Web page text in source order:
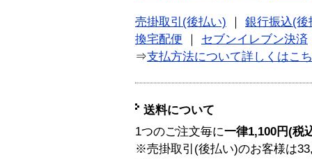
売掛取引(後払い)
銀行振込(後
換宅配便
セブンイレブン決済
⇒支払方法について詳しくはこ
送料について
1つのご注文毎に一律1,100円(税
※売掛取引(後払い)のお客様は